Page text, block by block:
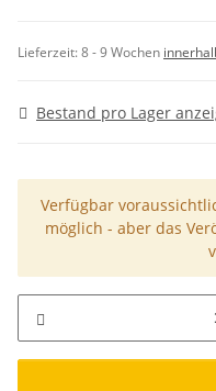
Lieferzeit:8 - 9 Wochen
Bestand pro Lager
Verfügbar
möglich - aber das